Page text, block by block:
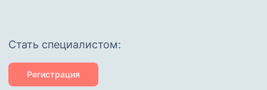
Cтать специалистом:
Регистрация